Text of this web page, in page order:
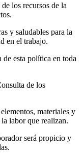
los recursos de la
y saludables para la
en el trabajo.
esta política en toda
de los
materiales y
labor que realizan.
será propicio y